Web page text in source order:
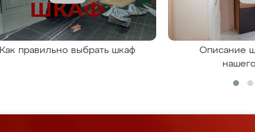
Как правильно выбрать шкаф
Описание